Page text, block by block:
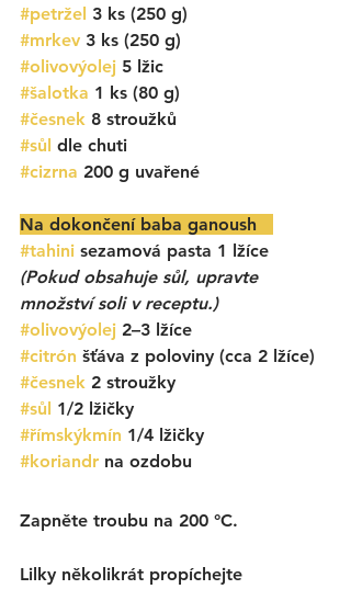
#petržel 3 ks (250 g)
#mrkev 3 ks (250 g)
#olivovýolej 5 lžic
#šalotka 1 ks (80 g)
#česnek 8 stroužků
#sůl dle chuti
#cizrna 200 g uvařené
Na dokončení baba ganoush
#tahini sezamová pasta 1 lžíce
(Pokud obsahuje sůl, upravte
množství soli v receptu.)
#olivovýolej 2–3 lžíce
#citrón šťáva z poloviny (cca 2 lžíce)
#česnek 2 stroužky
#sůl 1/2 lžičky
#římskýkmín 1/4 lžičky
#koriandr na ozdobu
Zapněte troubu na 200 °C.
Lilky několikrát propíchejte